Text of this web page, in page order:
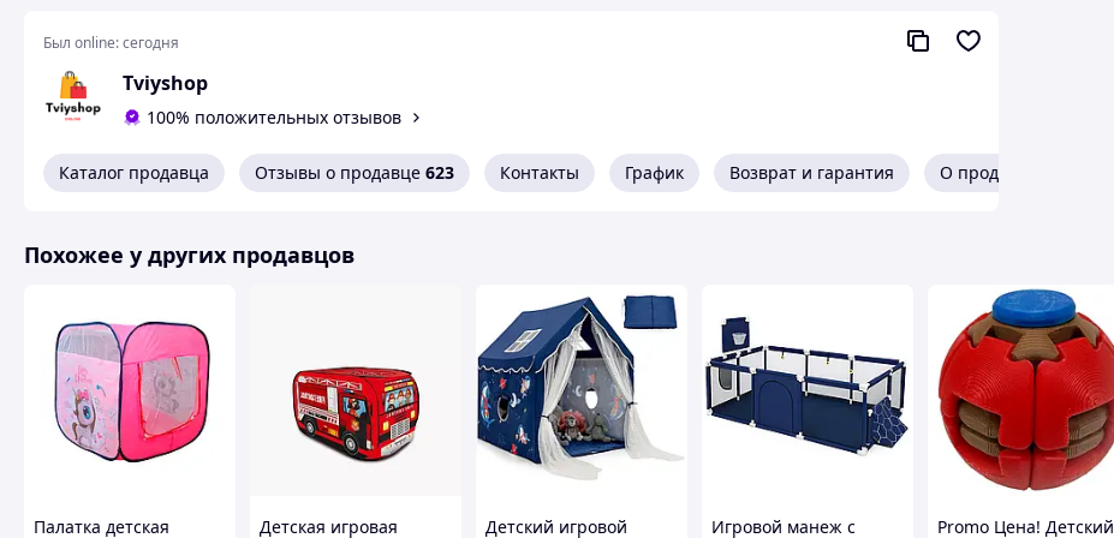
Пластиковые домики – это отличная возможность организовать собственное пространство для малыша и
обустроить детскую площадку в своем дворе, на даче и даже в квартире. Домик можно разместить на любой
Был online:сегодня
Tviyshop
100% положительных отзывов
Каталог продавца Отзывы о продавце 623 Контакты График Возврат и гарантия О продавце
Похожее у других продавцов
Палатка детская
Детская игровая
Детский игровой
Игровой манеж с
Promo Цена! Детский